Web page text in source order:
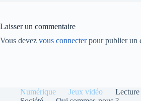
Laisser un commentaire
Vous devez vous connecterpour publier un
Numérique Jeux vidéo Lecture